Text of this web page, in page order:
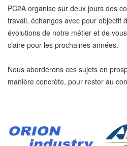
PC2A organise sur deux jours des
travail, échanges avec pour objectif
évolutions de notre métier et de
claire pour les prochaines années.
Nous aborderons ces sujets en
manière concrète, pour rester au